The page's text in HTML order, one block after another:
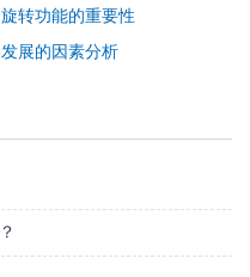
转功能的重要性
展的因素分析